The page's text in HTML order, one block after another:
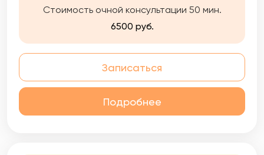
работать с глубиным травматическим
опыт и находить другие способы
справляться.
Стоимость очной консультации 50 мин.
6500 руб.
Записаться
Подробнее